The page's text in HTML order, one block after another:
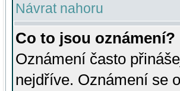
Návrat nahoru
Co to jsou oznámení?
Oznámení často
nejdříve. Oznámení se